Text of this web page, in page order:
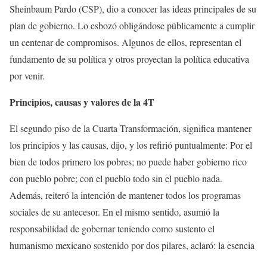
Sheinbaum Pardo (CSP), dio a conocer las ideas principales de su
plan de gobierno. Lo esbozó obligándose públicamente a cumplir
un centenar de compromisos. Algunos de ellos, representan el
fundamento de su política y otros proyectan la política educativa
por venir.
Principios, causas y valores de la 4T
El segundo piso de la Cuarta Transformación, significa mantener
los principios y las causas, dijo, y los refirió puntualmente: Por el
bien de todos primero los pobres; no puede haber gobierno rico
con pueblo pobre; con el pueblo todo sin el pueblo nada.
Además, reiteró la intención de mantener todos los programas
sociales de su antecesor. En el mismo sentido, asumió la
responsabilidad de gobernar teniendo como sustento el
humanismo mexicano sostenido por dos pilares, aclaró: la esencia